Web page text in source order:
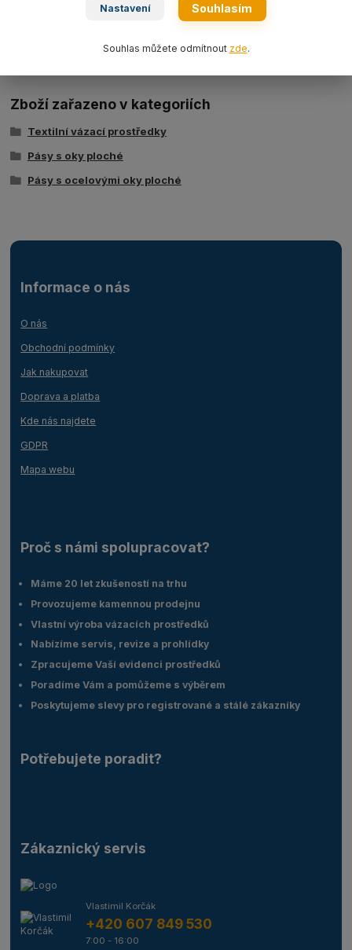
Tabulka nosností - zvedací pásy typ BSB
Zboží zařazeno v kategoriích
Textilní vázací prostředky
Pásy s oky ploché
Pásy s ocelovými oky ploché
Informace o nás
O nás
Obchodní podmínky
Jak nakupovat
Doprava a platba
Kde nás najdete
GDPR
Mapa webu
Proč s námi spolupracovat?
Máme 20 let zkušeností na trhu
Provozujeme kamennou prodejnu
Vlastní výroba vázacích prostředků
Nabízíme servis, revize a prohlídky
Zpracujeme Vaší evidenci prostředků
Poradíme Vám a pomůžeme s výběrem
Poskytujeme slevy pro registrované a stálé zákazníky
Potřebujete poradit?
Zákaznický servis
Vlastimil Korčák
+420 607 849 530
7:00 - 16:00
Nastavení Souhlasím
Souhlas můžete odmítnout zde.